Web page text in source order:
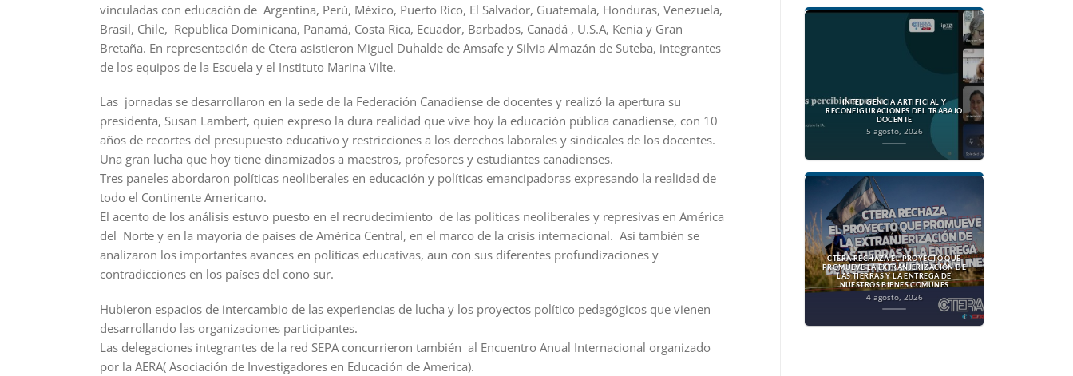
vinculadas con educación de Argentina, Perú, México, Puerto Rico, El Salvador, Guatemala, Honduras, Venezuela,
Brasil, Chile, Republica Dominicana, Panamá, Costa Rica, Ecuador, Barbados, Canadá , U.S.A, Kenia y Gran
Bretaña. En representación de Ctera asistieron Miguel Duhalde de Amsafe y Silvia Almazán de Suteba, integrantes
de los equipos de la Escuela y el Instituto Marina Vilte.
Las jornadas se desarrollaron en la sede de la Federación Canadiense de docentes y realizó la apertura su
presidenta, Susan Lambert, quien expreso la dura realidad que vive hoy la educación pública canadiense, con 10
años de recortes del presupuesto educativo y restricciones a los derechos laborales y sindicales de los docentes.
Una gran lucha que hoy tiene dinamizados a maestros, profesores y estudiantes canadienses.
Tres paneles abordaron políticas neoliberales en educación y políticas emancipadoras expresando la realidad de
todo el Continente Americano.
El acento de los análisis estuvo puesto en el recrudecimiento de las politicas neoliberales y represivas en América
del Norte y en la mayoria de paises de América Central, en el marco de la crisis internacional. Así también se
analizaron los importantes avances en políticas educativas, aun con sus diferentes profundizaciones y
contradicciones en los países del cono sur.
Hubieron espacios de intercambio de las experiencias de lucha y los proyectos político pedagógicos que vienen
desarrollando las organizaciones participantes.
Las delegaciones integrantes de la red SEPA concurrieron también al Encuentro Anual Internacional organizado
por la AERA( Asociación de Investigadores en Educación de America).
INTELIGENCIA ARTIFICIAL Y
RECONFIGURACIONES DEL TRABAJO
DOCENTE
5 agosto, 2026
CTERA RECHAZA EL PROYECTO QUE
PROMUEVE LA EXTRANJERIZACIÓN DE
LAS TIERRAS Y LA ENTREGA DE
NUESTROS BIENES COMUNES
4 agosto, 2026